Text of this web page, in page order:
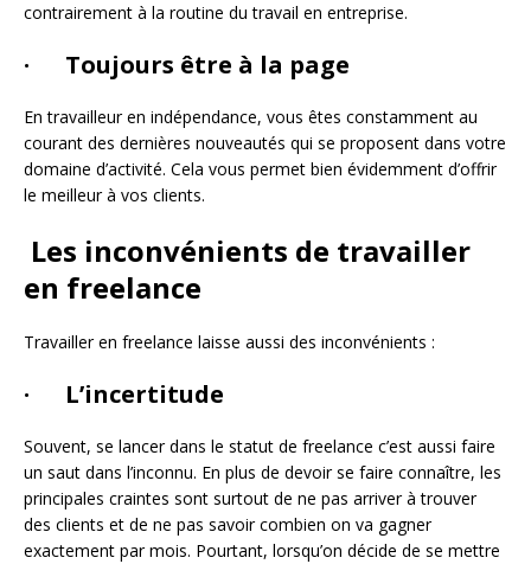
contrairement à la routine du travail en entreprise.
· Toujours être à la page
En travailleur en indépendance, vous êtes constamment au
courant des dernières nouveautés qui se proposent dans votre
domaine d’activité. Cela vous permet bien évidemment d’offrir
le meilleur à vos clients.
Les inconvénients de travailler
en freelance
Travailler en freelance laisse aussi des inconvénients :
· L’incertitude
Souvent, se lancer dans le statut de freelance c’est aussi faire
un saut dans l’inconnu. En plus de devoir se faire connaître, les
principales craintes sont surtout de ne pas arriver à trouver
des clients et de ne pas savoir combien on va gagner
exactement par mois. Pourtant, lorsqu’on décide de se mettre